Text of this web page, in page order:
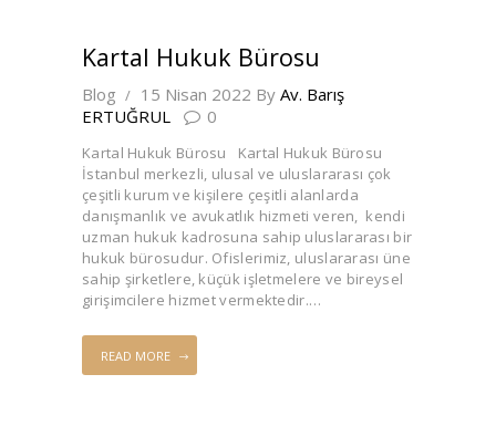
Kartal Hukuk Bürosu
Blog 15 Nisan 2022 By Av. Barış
ERTUĞRUL
0
Kartal Hukuk Bürosu Kartal Hukuk Bürosu
İstanbul merkezli, ulusal ve uluslararası çok
çeşitli kurum ve kişilere çeşitli alanlarda
danışmanlık ve avukatlık hizmeti veren, kendi
uzman hukuk kadrosuna sahip uluslararası bir
hukuk bürosudur. Ofislerimiz, uluslararası üne
sahip şirketlere, küçük işletmelere ve bireysel
girişimcilere hizmet vermektedir.…
READ MORE